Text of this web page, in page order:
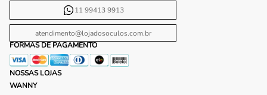
11 99413 9913
atendimento@lojadosoculos.com.br
FORMAS DE PAGAMENTO
NOSSAS LOJAS
WANNY